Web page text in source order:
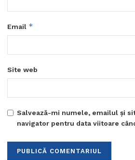
Email *
Site web
Salvează-mi numele, emailul și
navigator pentru data viitoare